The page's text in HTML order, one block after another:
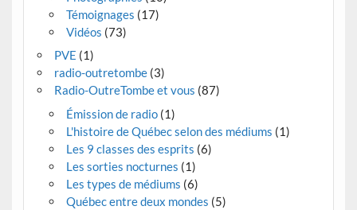
Témoignages (17)
Vidéos (73)
PVE (1)
radio-outretombe(3)
Radio-OutreTombe et vous (87)
Émission de radio(1)
L'histoire de Québec selon des médiums (1)
Les 9 classes des esprits (6)
Les sorties nocturnes (1)
Les types de médiums (6)
Québec entre deux mondes (5)